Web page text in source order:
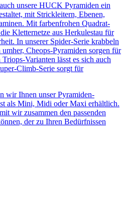
unsere HUCK Pyramiden ein
mit Strickleitern, Ebenen,
Mit farbenfrohen Quadrat-
Kletternetze aus Herkulestau für
In unserer Spider-Serie krabbeln
Cheops-Pyramiden sorgen für
Varianten lässt es sich auch
Climb-Serie sorgt für
wir Ihnen unser Pyramiden-
als Mini, Midi oder Maxi erhältlich.
wir zusammen den passenden
der zu Ihren Bedürfnissen